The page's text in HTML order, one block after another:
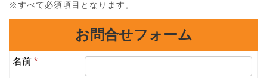
※すべて必須項目となります。
お問合せフォーム
名前*